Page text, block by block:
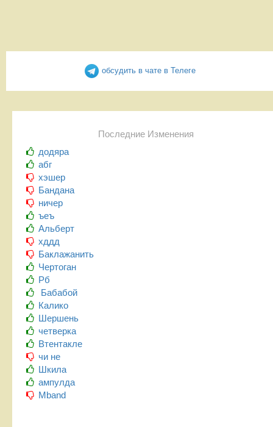
обсудить в чате в Телеге
Последние Изменения
додяра
абг
хэшер
Бандана
ничер
ъеъ
Альберт
хддд
Баклажанить
Чертоган
Рб
Бабабой
Калико
Шершень
четверка
Втентакле
чи не
Шкила
ампулда
Mband